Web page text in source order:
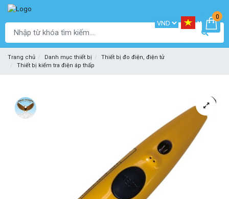
0
Trang chủ Danh mục thiết bị
Thiết bị đo điện, điện tử
Thiết bị kiểm tra điện áp thấp